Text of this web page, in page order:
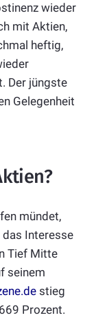
wieder
mit Aktien,
heftig,
Der jüngste
Gelegenheit
mündet,
Interesse
Tief Mitte
seinem
stieg
Prozent.